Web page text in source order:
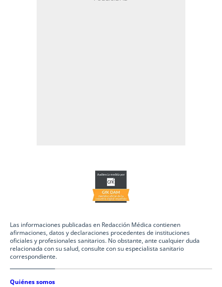
Las informaciones publicadas en Redacción Médica contienen
afirmaciones, datos y declaraciones procedentes de instituciones
oficiales y profesionales sanitarios. No obstante, ante cualquier duda
relacionada con su salud, consulte con su especialista sanitario
correspondiente.
Quiénes somos